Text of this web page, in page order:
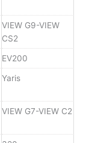
VIEW G9-VIEW
CS2
EV200
Yaris
VIEW G7-VIEW C2